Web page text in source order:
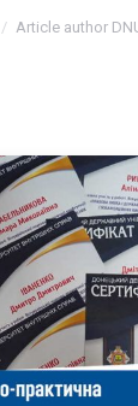
here:
Article author